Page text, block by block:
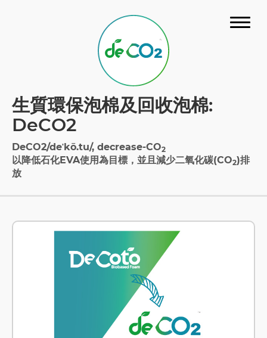
生質環保泡棉及回收泡棉:
DeCO2
DeCO2/deˈkō.tu/, decrease-CO2
以降低石化EVA使用為目標，並且減少二氧化碳(CO2)排
放
材料介紹
最新消息
問與答
繁體版